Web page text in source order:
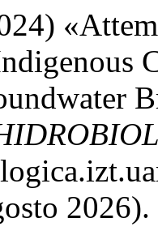
2026).